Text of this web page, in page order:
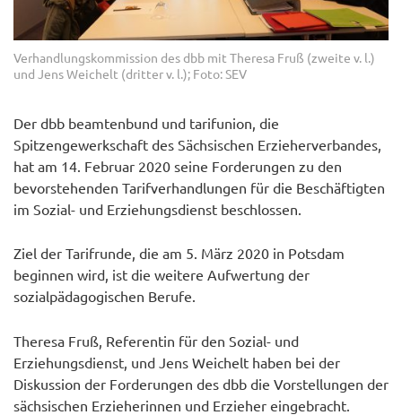
Verhandlungskommission des dbb mit Theresa Fruß (zweite v. l.)
und Jens Weichelt (dritter v. l.); Foto: SEV
Der dbb beamtenbund und tarifunion, die
Spitzengewerkschaft des Sächsischen Erzieherverbandes,
hat am 14. Februar 2020 seine Forderungen zu den
bevorstehenden Tarifverhandlungen für die Beschäftigten
im Sozial- und Erziehungsdienst beschlossen.
Ziel der Tarifrunde, die am 5. März 2020 in Potsdam
beginnen wird, ist die weitere Aufwertung der
sozialpädagogischen Berufe.
Theresa Fruß, Referentin für den Sozial- und
Erziehungsdienst, und Jens Weichelt haben bei der
Diskussion der Forderungen des dbb die Vorstellungen der
sächsischen Erzieherinnen und Erzieher eingebracht.